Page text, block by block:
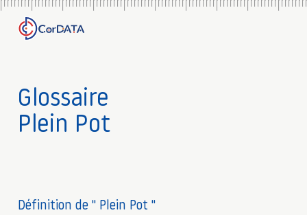
Glossaire
Plein Pot
Définition de " Plein Pot "